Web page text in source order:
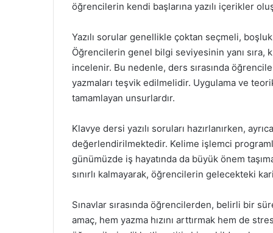
öğrencilerin kendi başlarına yazılı içerikler
Yazılı sorular genellikle çoktan seçmeli,
Öğrencilerin genel bilgi seviyesinin yanı sıra,
incelenir. Bu nedenle, ders sırasında
yazmaları teşvik edilmelidir. Uygulama ve
tamamlayan unsurlardır.
Klavye dersi yazılı soruları hazırlanırken,
değerlendirilmektedir. Kelime işlemci
günümüzde iş hayatında da büyük önem
sınırlı kalmayarak, öğrencilerin gelecekteki
Sınavlar sırasında öğrencilerden, belirli bir
amaç, hem yazma hızını arttırmak hem de